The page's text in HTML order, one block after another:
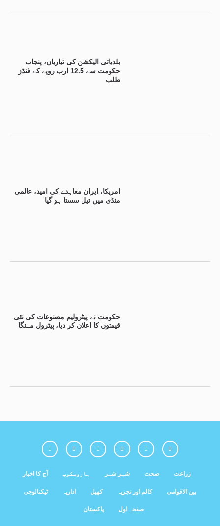
بلدیاتی الیکشن کی تیاریاں، پنجاب
حکومت سے 12.5 ارب روپے کے فنڈز
طلب
امریکا، ایران معاہدے کی امید، عالمی
منڈی میں تیل سستا ہو گیا
حکومت نے پیٹرولیم مصنوعات کی نئی
قیمتوں کا اعلان کر دیا، پیٹرول مہنگا
آج کا اخبار ہاروسکوپ شہر شہر صحت زراعت
ٹیکنالوجی اداریہ کھیل کالم اور تجزیہ بین الاقوامی
پاکستان صفحہ اول